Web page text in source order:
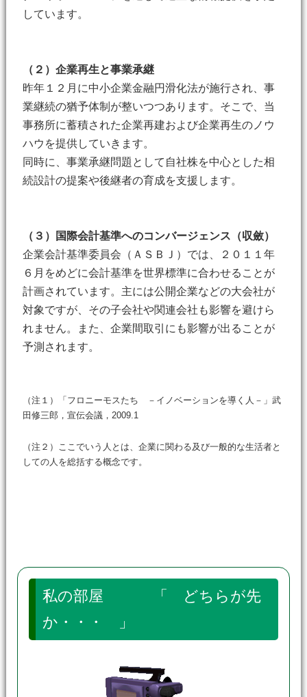
しています。
（２）企業再生と事業承継
昨年１２月に中小企業金融円滑化法が施行され、事
業継続の猶予体制が整いつつあります。そこで、当
事務所に蓄積された企業再建および企業再生のノウ
ハウを提供していきます。
同時に、事業承継問題として自社株を中心とした相
続設計の提案や後継者の育成を支援します。
（３）国際会計基準へのコンバージェンス（収斂）
企業会計基準委員会（ＡＳＢＪ）では、２０１１年
６月をめどに会計基準を世界標準に合わせることが
計画されています。主には公開企業などの大会社が
対象ですが、その子会社や関連会社も影響を避けら
れません。また、企業間取引にも影響が出ることが
予測されます。
（注１）「フロニーモスたち －イノベーションを導く人－」武
田修三郎，宣伝会議，2009.1
（注２）ここでいう人とは、企業に関わる及び一般的な生活者と
しての人を総括する概念です。
私の部屋 「 どちらが先
か・・・ 」